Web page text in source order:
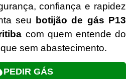
confiança e rapidez
seu botijão de gás P13
com quem entende do
sem abastecimento.
PEDIR GÁS